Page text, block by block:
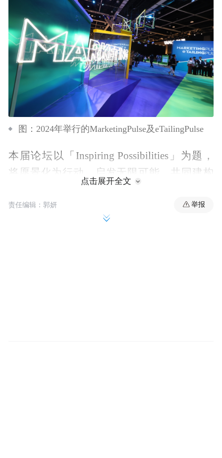
图：2024年举行的MarketingPulse及eTailingPulse
本届论坛以「Inspiring Possibilities」为题，
将愿景化为行动，启发无限可能，共同建构
何运用数据与人工智能推动创新营销策略；
将艺术、音乐与文化融入品牌营销，开拓全
点击展开全文
责任编辑：郭妍 举报